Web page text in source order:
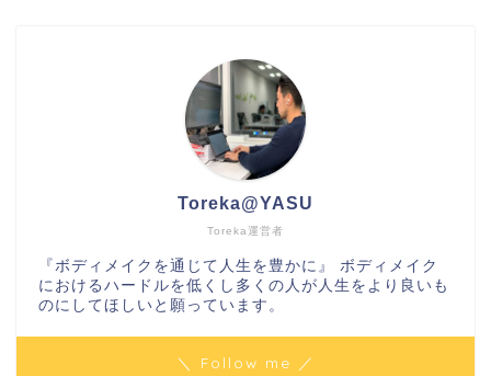
Toreka運営者
Toreka@YASU
『ボディメイクを通じて人生を豊かに』 ボディメイク
におけるハードルを低くし多くの人が人生をより良いも
のにしてほしいと願っています。
＼ Follow me ／